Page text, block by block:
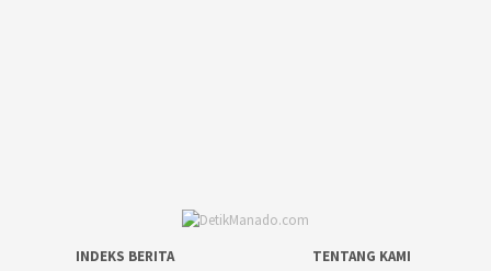
INDEKS BERITA
TENTANG KAMI